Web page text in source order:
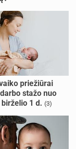
priežiūrai
stažo nuo
1 d. (3)